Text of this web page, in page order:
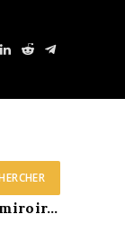
LinkedIn
RedditTélégramme